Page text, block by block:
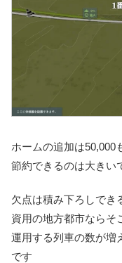
ホームの追加は50,000
節約できるのは大きい
欠点は積み下ろしでき
資用の地方都市ならそ
運用する列車の数が増
です